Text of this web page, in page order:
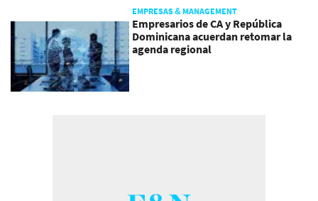
EMPRESAS & MANAGEMENT
Empresarios de CA y República
Dominicana acuerdan retomar la
agenda regional